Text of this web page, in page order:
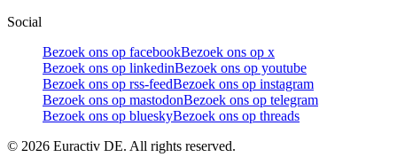
Social
Bezoek ons op facebookBezoek ons op x
Bezoek ons op linkedinBezoek ons op youtube
Bezoek ons op rss-feedBezoek ons op instagram
Bezoek ons op mastodonBezoek ons op telegram
Bezoek ons op blueskyBezoek ons op threads
© 2026 Euractiv DE. All rights reserved.